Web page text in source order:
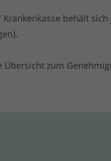
Krankenkasse behält
Übersicht zum